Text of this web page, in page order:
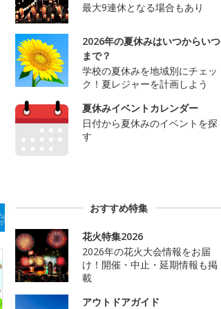
最大9連休となる場合もあり
2026年の夏休みはいつからいつ
まで？
学校の夏休みを地域別にチェッ
ク！夏レジャーを計画しよう
夏休みイベントカレンダー
日付から夏休みのイベントを探
す
おすすめ特集
花火特集2026
2026年の花火大会情報をお届
け！開催・中止・延期情報も掲
載
アウトドアガイド